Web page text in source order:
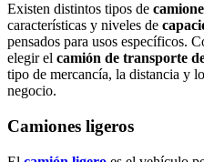
Existen distintos tipos de
características y niveles de
pensados para usos específicos.
elegir el camión de transporte
tipo de mercancía, la distancia y
negocio.
Camiones ligeros